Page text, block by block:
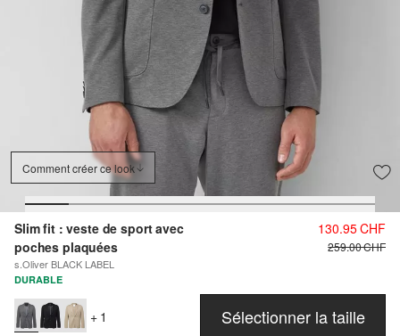
Comment créer ce look
Slim fit : veste de sport avec
poches plaquées
s.Oliver BLACK LABEL
130.95 CHF
259.00 CHF
DURABLE
+ 1 Sélectionner la taille